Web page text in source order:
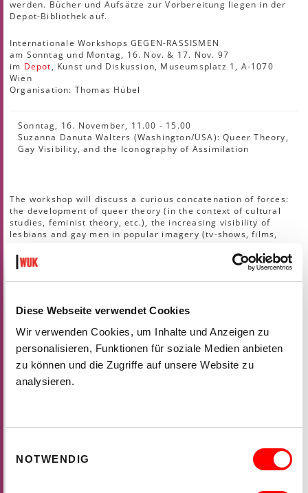
Diese Webseite verwendet Cookies
Wir verwenden Cookies, um Inhalte und Anzeigen zu
personalisieren, Funktionen für soziale Medien anbieten
zu können und die Zugriffe auf unsere Website zu
analysieren.
NOTWENDIG
werden. Bücher und Aufsätze zur Vorbereitung liegen in der
Depot-Bibliothek auf.
Internationale Workshops GEGEN-RASSISMEN
am Sonntag und Montag, 16. Nov. & 17. Nov. 97
im Depot, Kunst und Diskussion, Museumsplatz 1, A-1070
Wien
Organisation: Thomas Hübel
Sonntag, 16. November, 11.00 - 15.00
Suzanna Danuta Walters (Washington/USA): Queer Theory,
Gay Visibility, and the Iconography of Assimilation
The workshop will discuss a curious concatenation of forces:
the development of queer theory (in the context of cultural
studies, feminist theory, etc.), the increasing visibility of
lesbians and gay men in popular imagery (tv-shows, films,
tendencies help produce. We will interrogate the question of
how gay are the "gay 90s" and how are images of gays are
used to produce certain constructions of subjectivity and to
Bio-Bibliographie Suzanna Danuta Walters
ENTFAELLT WEGEN KRANKHEIT
bell hooks (New York/USA): Intersections: Race, Sex &
Class
the way in which interlocking systems of domination of race,
(Der Workshop wird von Tanja Widmann mitgestaltet.)